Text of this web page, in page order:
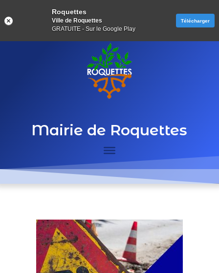
Mairie de Roquettes
Roquettes
Ville de Roquettes
GRATUITE - Sur le Google Play
Télécharger